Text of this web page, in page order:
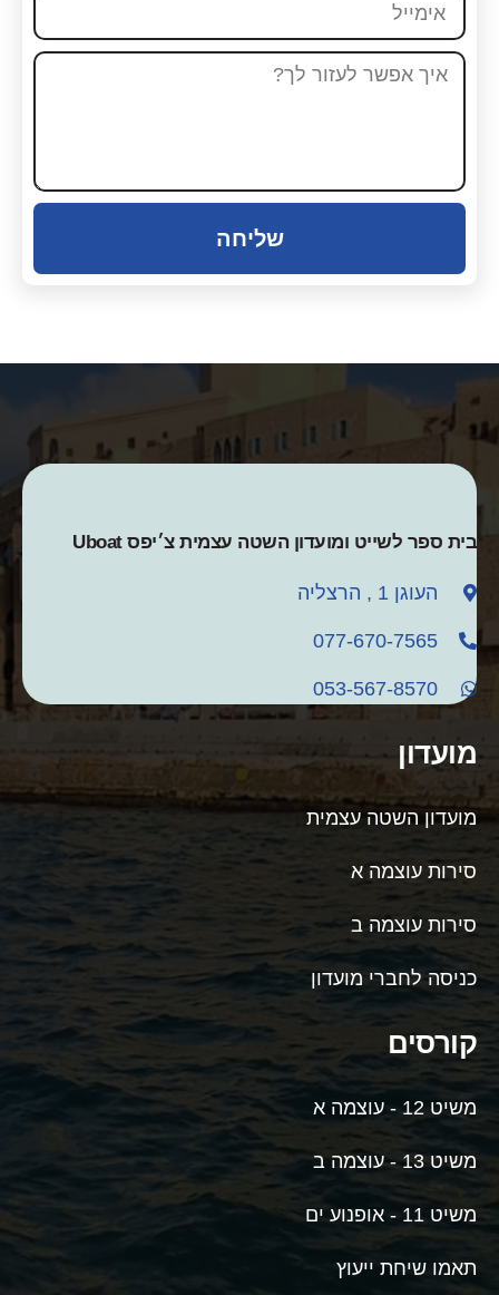
שליחה
בית ספר לשייט ומועדון השטה עצמית צ׳יפס Uboat
העוגן 1 , הרצליה
077-670-7565
053-567-8570
מועדון
מועדון השטה עצמית
סירות עוצמה א
סירות עוצמה ב
כניסה לחברי מועדון
קורסים
משיט 12 - עוצמה א
משיט 13 - עוצמה ב
משיט 11 - אופנוע ים
תאמו שיחת ייעוץ